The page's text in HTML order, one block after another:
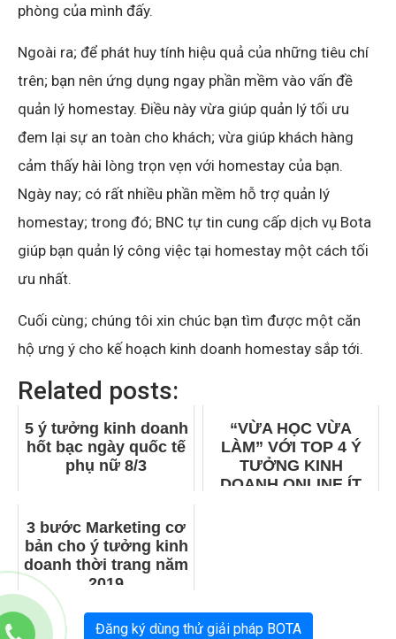
phòng của mình đấy.
Ngoài ra; để phát huy tính hiệu quả của những tiêu chí
trên; bạn nên ứng dụng ngay phần mềm vào vấn đề
quản lý homestay. Điều này vừa giúp quản lý tối ưu
đem lại sự an toàn cho khách; vừa giúp khách hàng
cảm thấy hài lòng trọn vẹn với homestay của bạn.
Ngày nay; có rất nhiều phần mềm hỗ trợ quản lý
homestay; trong đó; BNC tự tin cung cấp dịch vụ Bota
giúp bạn quản lý công việc tại homestay một cách tối
ưu nhất.
Cuối cùng; chúng tôi xin chúc bạn tìm được một căn
hộ ưng ý cho kế hoạch kinh doanh homestay sắp tới.
Related posts:
5 ý tưởng kinh doanh
hốt bạc ngày quốc tế
phụ nữ 8/3
“VỪA HỌC VỪA
LÀM” VỚI TOP 4 Ý
TƯỞNG KINH
DOANH ONLINE ÍT
3 bước Marketing cơ
bản cho ý tưởng kinh
doanh thời trang năm
2019
Đăng ký dùng thử giải pháp BOTA